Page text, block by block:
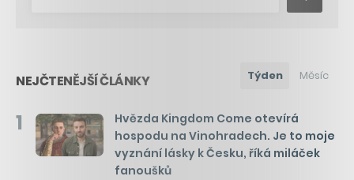
NEJČTENĚJŠÍ ČLÁNKY Týden Měsíc
1
Hvězda Kingdom Come otevírá
hospodu na Vinohradech. Je to moje
vyznání lásky k Česku, říká miláček
fanoušků